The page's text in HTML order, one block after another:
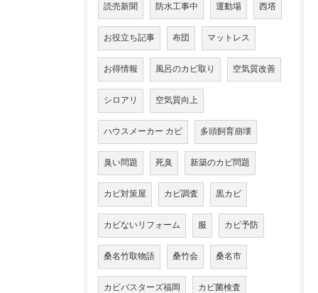
読売新聞 防水工事中 運動場 西塔
お役立ち記事 布団 マットレス
お得情報 風呂のカビ取り 空気質改善
シロアリ 空気質向上
ハウスメーカー カビ 多頭飼育崩壊
臭い問題 死臭 新築のカビ問題
カビ対策屋 カビ調査 黒カビ
カビないリフォーム 服 カビ予防
桑名竹取物語 桑竹会 桑名市
カビバスターズ福岡 カビ菌検査